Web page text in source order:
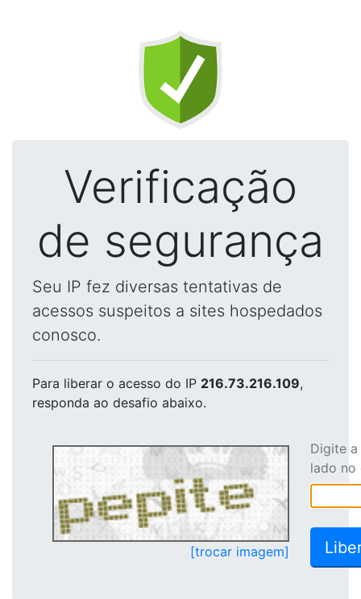
Verificação
de segurança
Seu IP fez diversas tentativas de
acessos suspeitos a sites hospedados
conosco.
Para liberar o acesso do IP 216.73.216.109,
responda ao desafio abaixo.
[trocar imagem]
Digite
lado no